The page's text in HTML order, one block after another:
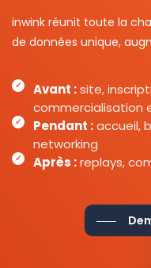
inwink réunit toute la
de données unique,
Avant :site,
commercialisation
Pendant :accueil,
networking
Après :replays,